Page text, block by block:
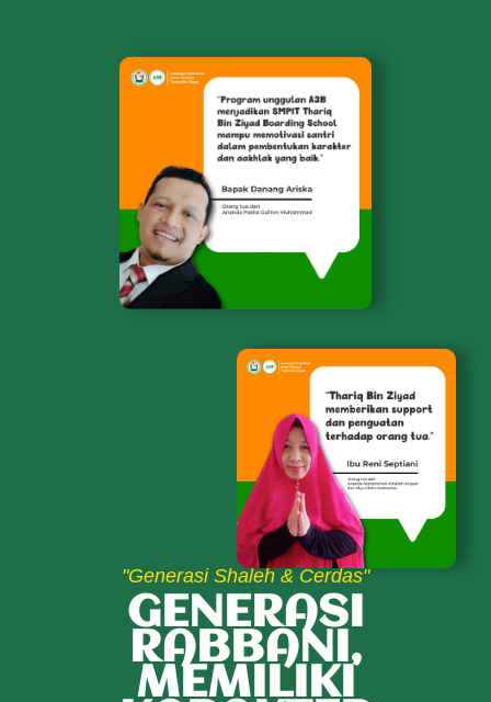
"Generasi Shaleh & Cerdas"
GENERASI
RABBANI,
MEMILIKI